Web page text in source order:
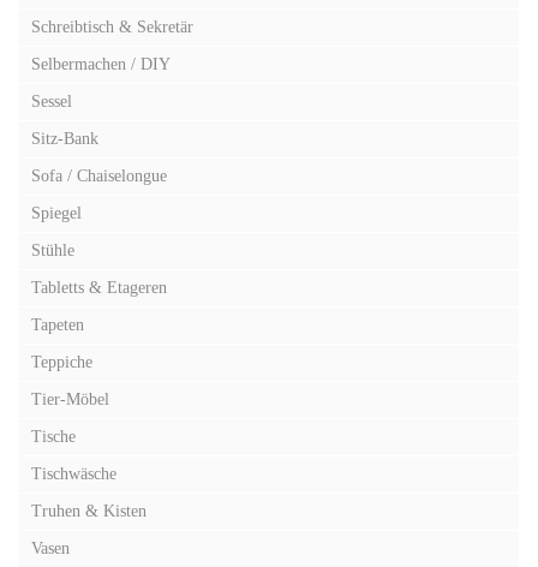
Schreibtisch & Sekretär
Selbermachen / DIY
Sessel
Sitz-Bank
Sofa / Chaiselongue
Spiegel
Stühle
Tabletts & Etageren
Tapeten
Teppiche
Tier-Möbel
Tische
Tischwäsche
Truhen & Kisten
Vasen